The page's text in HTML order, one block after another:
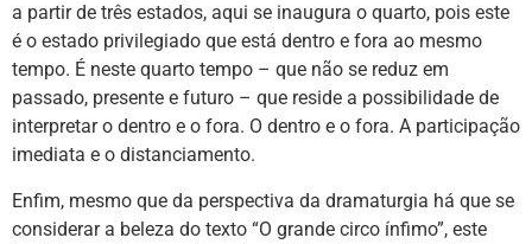
a partir de três estados, aqui se inaugura o quarto, pois este
é o estado privilegiado que está dentro e fora ao mesmo
tempo. É neste quarto tempo – que não se reduz em
passado, presente e futuro – que reside a possibilidade de
interpretar o dentro e o fora. O dentro e o fora. A participação
imediata e o distanciamento.
Enfim, mesmo que da perspectiva da dramaturgia há que se
considerar a beleza do texto “O grande circo ínfimo”, este